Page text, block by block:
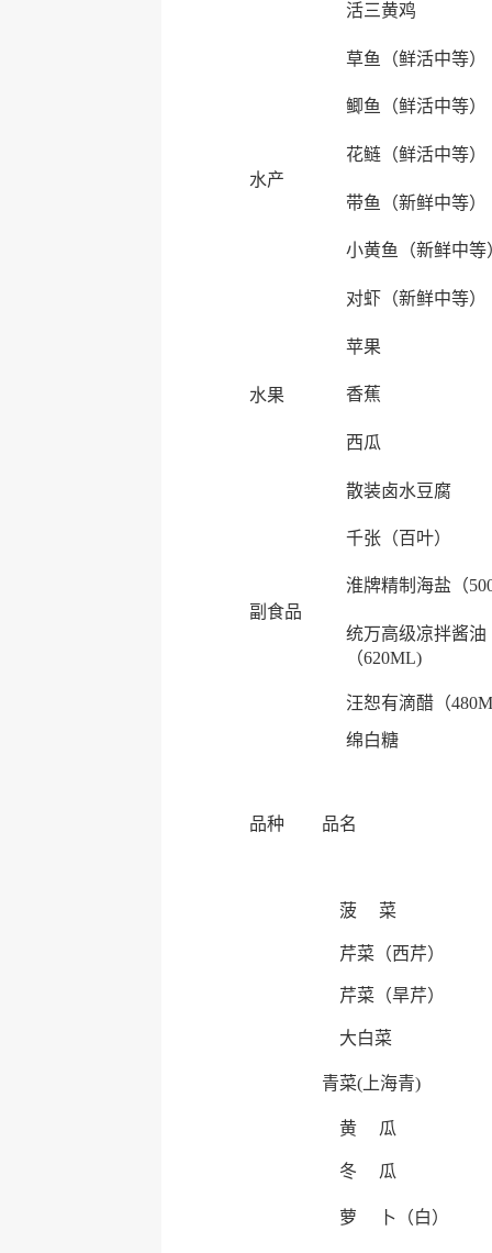
活三黄鸡
水产
草鱼（鲜活中等）
鲫鱼（鲜活中等）
花鲢（鲜活中等）
带鱼（新鲜中等）
小黄鱼（新鲜中等
对虾（新鲜中等）
水果
苹果
香蕉
西瓜
副食品
散装卤水豆腐
千张（百叶）
淮牌精制海盐（
统万高级凉拌酱油
（620ML)
汪恕有滴醋（
绵白糖
品种 品名
菠 菜
芹菜（西芹）
芹菜（旱芹）
大白菜
青菜(上海青)
黄 瓜
冬 瓜
萝 卜（白）